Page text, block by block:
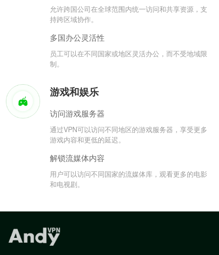
允许跨国公司在全球范围内统一访问和共享资源，支
持跨区域协作。
多国办公灵活性
员工可以在不同国家或地区灵活办公，而不受地域限
制。
游戏和娱乐
访问游戏服务器
通过VPN可以访问不同地区的游戏服务器，享受更多
游戏内容和更低的延迟。
解锁流媒体内容
用户可以访问不同国家的流媒体库，观看更多的电影
和电视剧。